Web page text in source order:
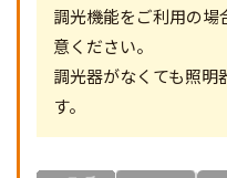
調光機能をご利用の
意ください。
調光器がなくても照明
す。